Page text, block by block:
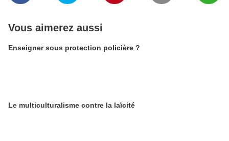
Vous aimerez aussi
Enseigner sous protection policière ?
Le multiculturalisme contre la laïcité